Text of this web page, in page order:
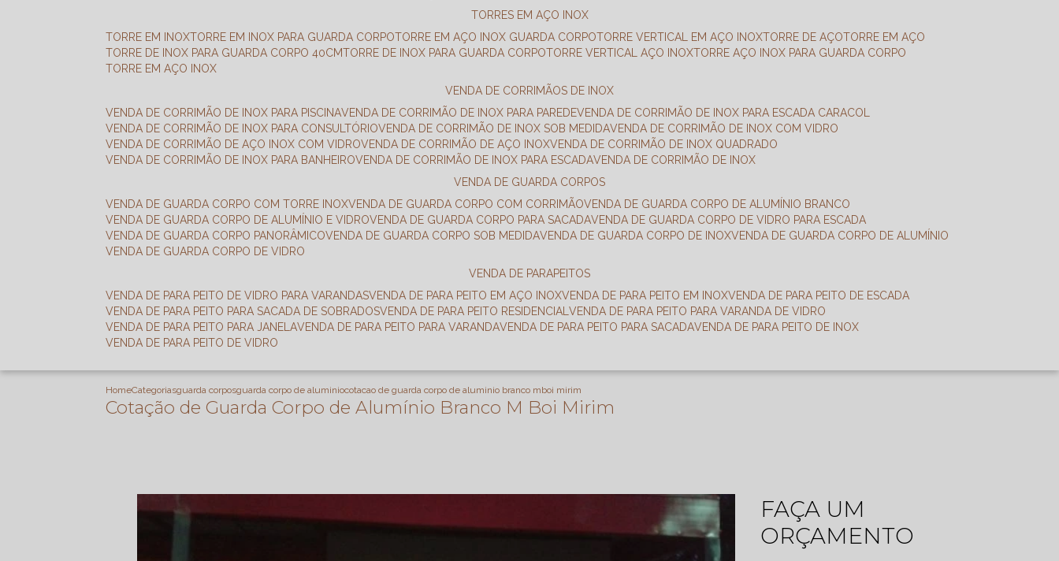
TORRES EM AÇO INOX
TORRE EM INOX TORRE EM INOX PARA GUARDA CORPO TORRE EM AÇO INOX GUARDA CORPO TORRE VERTICAL EM AÇO INOX TORRE DE AÇO TORRE EM AÇO
TORRE DE INOX PARA GUARDA CORPO 40CM TORRE DE INOX PARA GUARDA CORPO TORRE VERTICAL AÇO INOX TORRE AÇO INOX PARA GUARDA CORPO
TORRE EM AÇO INOX
VENDA DE CORRIMÃOS DE INOX
VENDA DE CORRIMÃO DE INOX PARA PISCINA
VENDA DE CORRIMÃO DE INOX PARA PAREDE
VENDA DE CORRIMÃO DE INOX PARA ESCADA CARACOL
VENDA DE CORRIMÃO DE INOX PARA CONSULTÓRIO
VENDA DE CORRIMÃO DE INOX SOB MEDIDA
VENDA DE CORRIMÃO DE INOX COM VIDRO
VENDA DE CORRIMÃO DE AÇO INOX COM VIDRO
VENDA DE CORRIMÃO DE AÇO INOX
VENDA DE CORRIMÃO DE INOX QUADRADO
VENDA DE CORRIMÃO DE INOX PARA BANHEIRO
VENDA DE CORRIMÃO DE INOX PARA ESCADA
VENDA DE CORRIMÃO DE INOX
VENDA DE GUARDA CORPOS
VENDA DE GUARDA CORPO COM TORRE INOX
VENDA DE GUARDA CORPO COM CORRIMÃO
VENDA DE GUARDA CORPO DE ALUMÍNIO BRANCO
VENDA DE GUARDA CORPO DE ALUMÍNIO E VIDRO
VENDA DE GUARDA CORPO PARA SACADA
VENDA DE GUARDA CORPO DE VIDRO PARA ESCADA
VENDA DE GUARDA CORPO PANORÂMICO
VENDA DE GUARDA CORPO SOB MEDIDA VENDA DE GUARDA CORPO DE INOX
VENDA DE GUARDA CORPO DE ALUMÍNIO
VENDA DE GUARDA CORPO DE VIDRO
VENDA DE PARAPEITOS
VENDA DE PARA PEITO DE VIDRO PARA VARANDAS
VENDA DE PARA PEITO EM AÇO INOX VENDA DE PARA PEITO EM INOX
VENDA DE PARA PEITO DE ESCADA
VENDA DE PARA PEITO PARA SACADA DE SOBRADOS
VENDA DE PARA PEITO RESIDENCIAL
VENDA DE PARA PEITO PARA VARANDA DE VIDRO
VENDA DE PARA PEITO PARA JANELA
VENDA DE PARA PEITO PARA VARANDA VENDA DE PARA PEITO PARA SACADA
VENDA DE PARA PEITO DE INOX
VENDA DE PARA PEITO DE VIDRO
HomeCategoriasguarda corposguarda corpo de aluminiocotacao de guarda corpo de aluminio branco mboi mirim
Cotação de Guarda Corpo de Alumínio Branco M Boi Mirim
FAÇA UM
ORÇAMENTO